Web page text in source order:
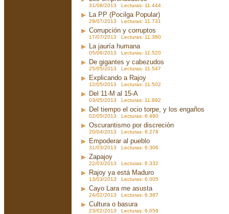
31/08/2013 Lecturas: 11.444
La PP (Pocilga Popular)
29/07/2013 Lecturas: 11.731
Corrupción y corruptos
17/07/2013 Lecturas: 11.380
La jauría humana
05/06/2013 Lecturas: 11.520
De gigantes y cabezudos
25/05/2013 Lecturas: 11.547
Explicando a Rajoy
12/05/2013 Lecturas: 11.502
Del 11-M al 15-A
03/05/2013 Lecturas: 11.892
Del tiempo el ocio torpe, y los engaños
02/05/2013 Lecturas: 6.480
Oscurantismo por discreción
20/04/2013 Lecturas: 6.278
Empoderar al pueblo
31/03/2013 Lecturas: 6.306
Zapajoy
22/03/2013 Lecturas: 6.332
Rajoy ya está Maduro
13/03/2013 Lecturas: 6.005
Cayo Lara me asusta
24/02/2013 Lecturas: 6.387
Cultura o basura
23/02/2013 Lecturas: 6.058